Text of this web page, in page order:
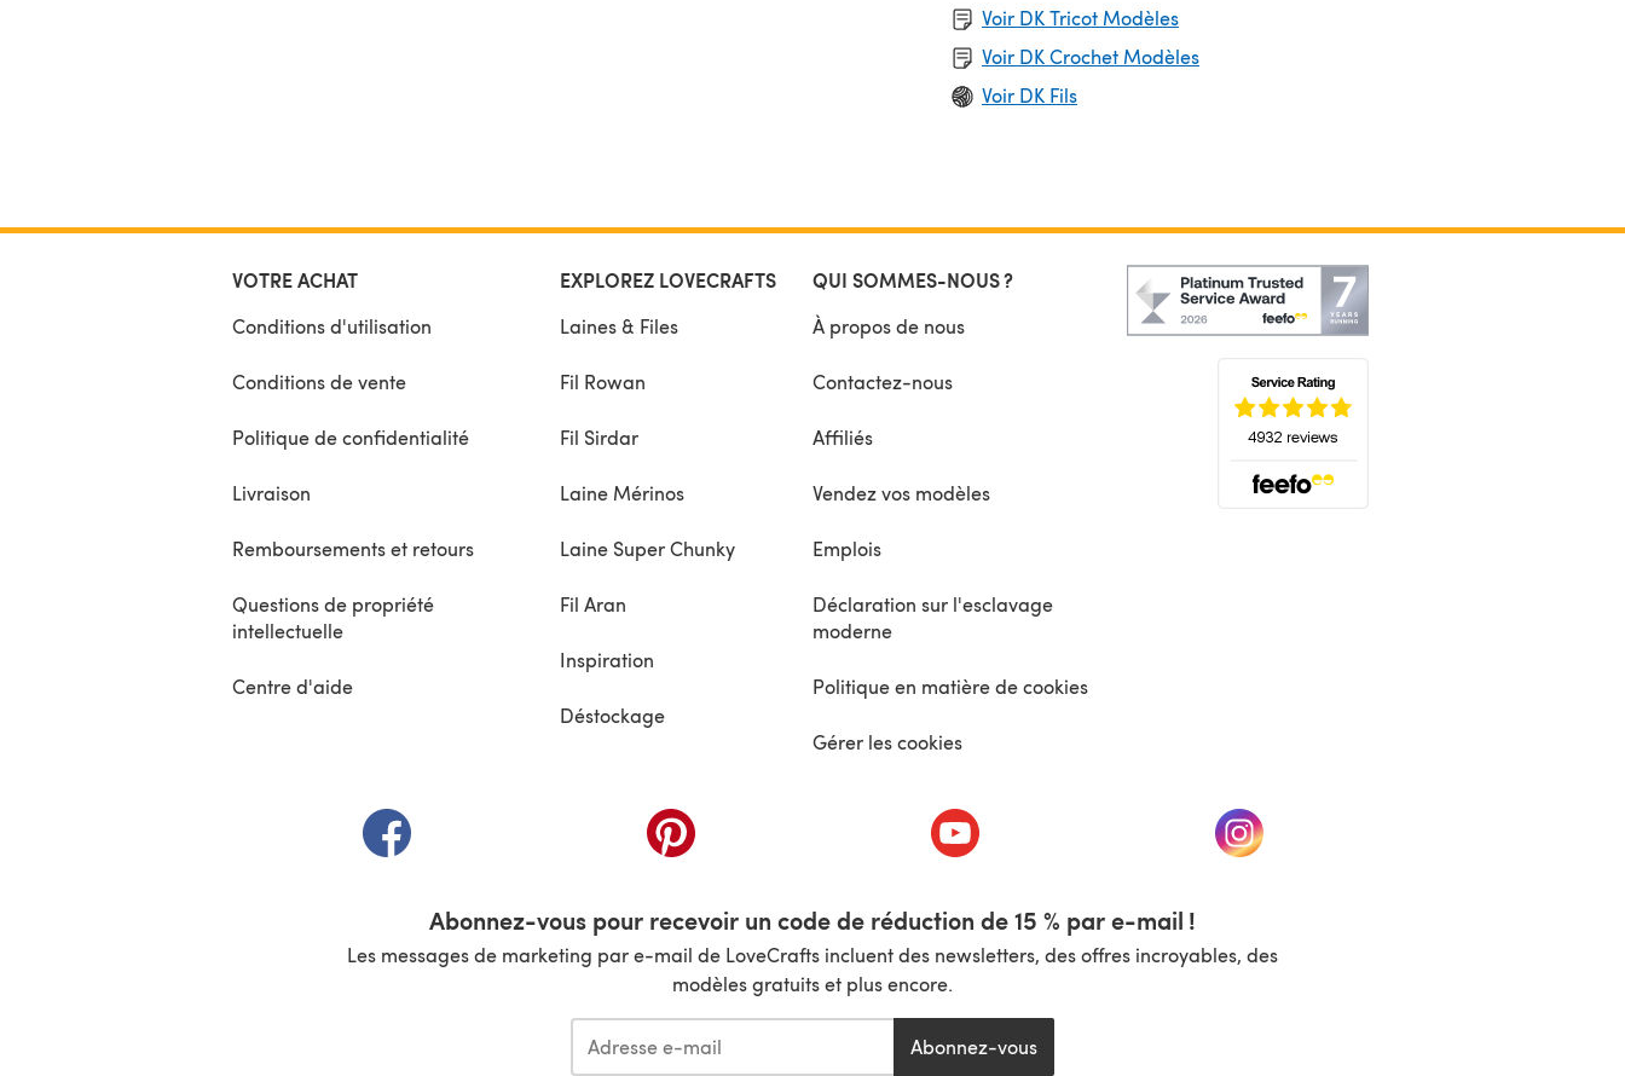
Voir DK Tricot Modèles
Voir DK Crochet Modèles
Voir DK Fils
VOTRE ACHAT
Conditions d'utilisation
Conditions de vente
Politique de confidentialité
Livraison
Remboursements et retours
Questions de propriété
intellectuelle
Centre d'aide
EXPLOREZ LOVECRAFTS
Laines & Files
Fil Rowan
Fil Sirdar
Laine Mérinos
Laine Super Chunky
Fil Aran
Inspiration
Déstockage
QUI SOMMES-NOUS ?
À propos de nous
Contactez-nous
Affiliés
Vendez vos modèles
Emplois
Déclaration sur l'esclavage
moderne
Politique en matière de cookies
Gérer les cookies
(s'ouvre dans un nouvel onglet) (s'ouvre dans un nouvel onglet) (s'ouvre dans un nouvel onglet) (s'ouvre dans un nouvel onglet)
Abonnez-vous pour recevoir un code de réduction de 15 % par e-mail !
Les messages de marketing par e-mail de LoveCrafts incluent des newsletters, des offres incroyables, des
modèles gratuits et plus encore.
Abonnez-vous